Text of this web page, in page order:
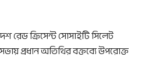
রেড ক্রিসেন্ট সোসাইটি সিলেট
প্রধান অতিথির বক্তব্যে উপরোক্ত